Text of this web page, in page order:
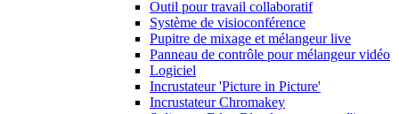
Outil pour travail collaboratif
Système de visioconférence
Pupitre de mixage et mélangeur live
Panneau de contrôle pour mélangeur vidéo
Logiciel
Incrustateur 'Picture in Picture'
Incrustateur Chromakey